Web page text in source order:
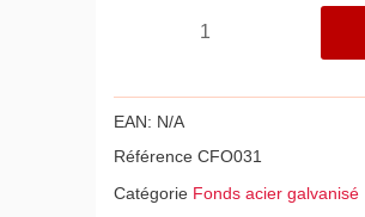
de
acier
EAN: N/A
RéférenceCFO031
Catégorie Fonds acier galvanisé